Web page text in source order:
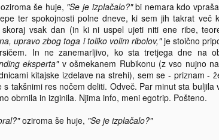
še huje, "Se je izplačalo?"bi nemara kdo
ter spokojnosti polne dneve, ki sem jih takrat več
vsak dan (in ki ni uspel ujeti niti ene ribe,
upravo zbog toga i toliko volim ribolov,"je stoično
In ne zanemarljivo, ko sta tretjega dne na
eksperta"v ošmekanem Rubikonu (z vso nujno
kitajske izdelave na strehi), sem se - priznam -
takšnimi res nočem deliti. Odveč. Par minut sta buljila
obrnila in izginila. Njima info, meni egotrip. Pošteno.
oziroma še huje, "Se je izplačalo?"
bi bralki in bralcu priporočal splošno poznana in
šele skorajda forsirano popularizirana in
dela velikih avtorjev. Ne jaz, ne tu. Zato o Mojstru in
(ups!). Mnogo raje omenim tale mini jagodni
velikega avtorja. Zdi se mi, da bi lahko prijal
ki kolikortoliko redno zahajata na strani mojega
ali dve za večer na verandi, ob skodelici čaja, pipi
ali morda v družbi kakšnega drugega
dalje naslednji večer in potem naslednji, dokler jih
...